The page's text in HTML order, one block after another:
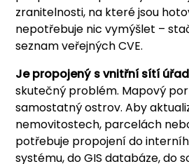
zranitelnosti, na které jsou
nepotřebuje nic vymýšlet –
seznam veřejných CVE.
Je propojený s vnitřní sítí
skutečný problém. Mapový
samostatný ostrov. Aby
nemovitostech, parcelách
potřebuje propojení do
systému, do GIS databáze, do